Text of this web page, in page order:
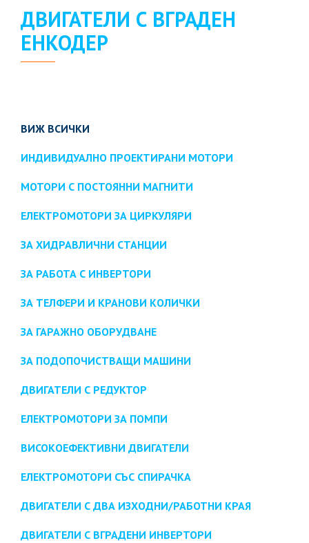
ДВИГАТЕЛИ С ВГРАДЕН
ЕНКОДЕР
ВИЖ ВСИЧКИ
ИНДИВИДУАЛНО ПРОЕКТИРАНИ МОТОРИ
МОТОРИ С ПОСТОЯННИ МАГНИТИ
ЕЛЕКТРОМОТОРИ ЗА ЦИРКУЛЯРИ
ЗА ХИДРАВЛИЧНИ СТАНЦИИ
ЗА РАБОТА С ИНВЕРТОРИ
ЗА ТЕЛФЕРИ И КРАНОВИ КОЛИЧКИ
ЗА ГАРАЖНО ОБОРУДВАНЕ
ЗА ПОДОПОЧИСТВАЩИ МАШИНИ
ДВИГАТЕЛИ С РЕДУКТОР
ЕЛЕКТРОМОТОРИ ЗА ПОМПИ
ВИСОКОЕФЕКТИВНИ ДВИГАТЕЛИ
ЕЛЕКТРОМОТОРИ СЪС СПИРАЧКА
ДВИГАТЕЛИ С ДВА ИЗХОДНИ/РАБОТНИ КРАЯ
ДВИГАТЕЛИ С ВГРАДЕНИ ИНВЕРТОРИ